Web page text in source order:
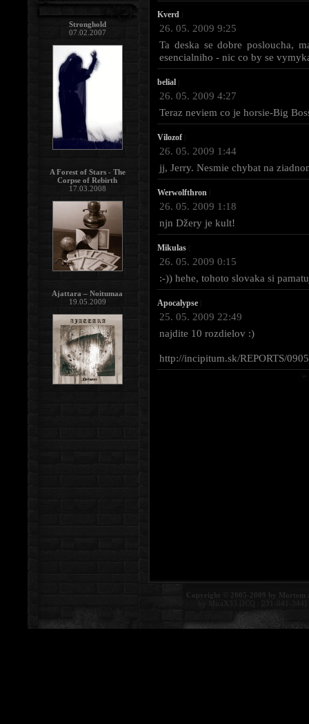
Kverd
26. 05. 2009 9:25
Ta deska se dobre posloucha,
esencialniho - nic co by se
belial
26. 05. 2009 4:27
Teraz neviem co je horsie-Big
Vilozof
26. 05. 2009 1:44
jj, Jerry. Nesmie chybat na
Werwolfthron
26. 05. 2009 1:18
njn Džery je kult!
Mikulas
26. 05. 2009 0:15
:-)) hehe, tohoto slovaka si
Apocalypse
25. 05. 2009 22:49
najdite 10 rozdielov :)
http://incipitum.sk/REPORTS/
Copyright © 2005-2009 by Mortem
by MiraX33 [ICQ : 231-041-344]
Stronghold
07.02.2007
A Forest of Stars - The
Corpse of Rebirth
17.03.2008
Ajattara – Noitumaa
19.05.2009